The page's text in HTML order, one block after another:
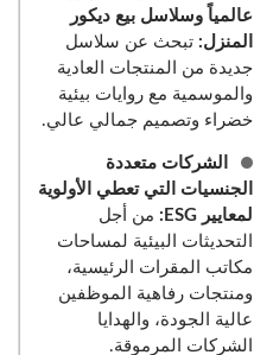
عالمياً وسلاسل بيع ديكور
المنزل: تبحث عن سلاسل
جديدة من المنتجات العادية
والموسمية مع روايات بيئية
خضراء وتصميم جمالي عالي.
الشركات متعددة
الجنسيات التي تعطي الأولوية
لمعايير ESG:
من أجل
التحديثات البيئية لمساحات
مكاتب المقرات الرئيسية،
ومنتجات رفاهية الموظفين
عالية الجودة، والهدايا
الشركات المرموقة.